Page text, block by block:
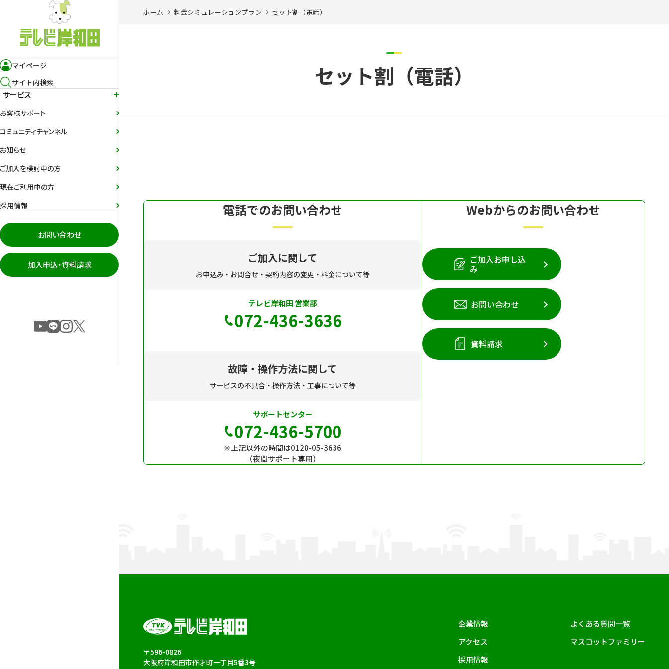
マイページ
サイト内検索
サービス
お客様サポート
コミュニティチャンネル
お知らせ
ご加入を検討中の方
現在ご利用中の方
採用情報
お問い合わせ
加入申込・資料請求
ホーム 料金シミュレーションプラン セット割（電話）
セット割（電話）
電話でのお問い合わせ
ご加入に関して
お申込み・お問合せ・契約内容の変更・料金について等
テレビ岸和田 営業部
072-436-3636
故障・操作方法に関して
サービスの不具合・操作方法・工事について等
サポートセンター
072-436-5700
※上記以外の時間は0120-05-3636
（夜間サポート専用）
Webからのお問い合わせ
ご加入お申し込
み
お問い合わせ
資料請求
〒596-0826
大阪府岸和田市作才町一丁目5番3号
企業情報
アクセス
採用情報
よくある質問一覧
マスコットファミリー